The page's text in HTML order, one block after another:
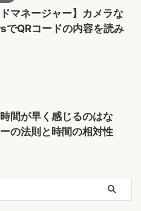
ドマネージャー】カメラな
でQRコードの内容を読み
間が早く感じるのはな
の法則と時間の相対性